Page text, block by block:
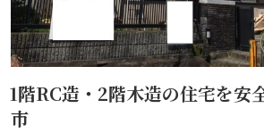
1階RC造・2階木造の住宅を
市